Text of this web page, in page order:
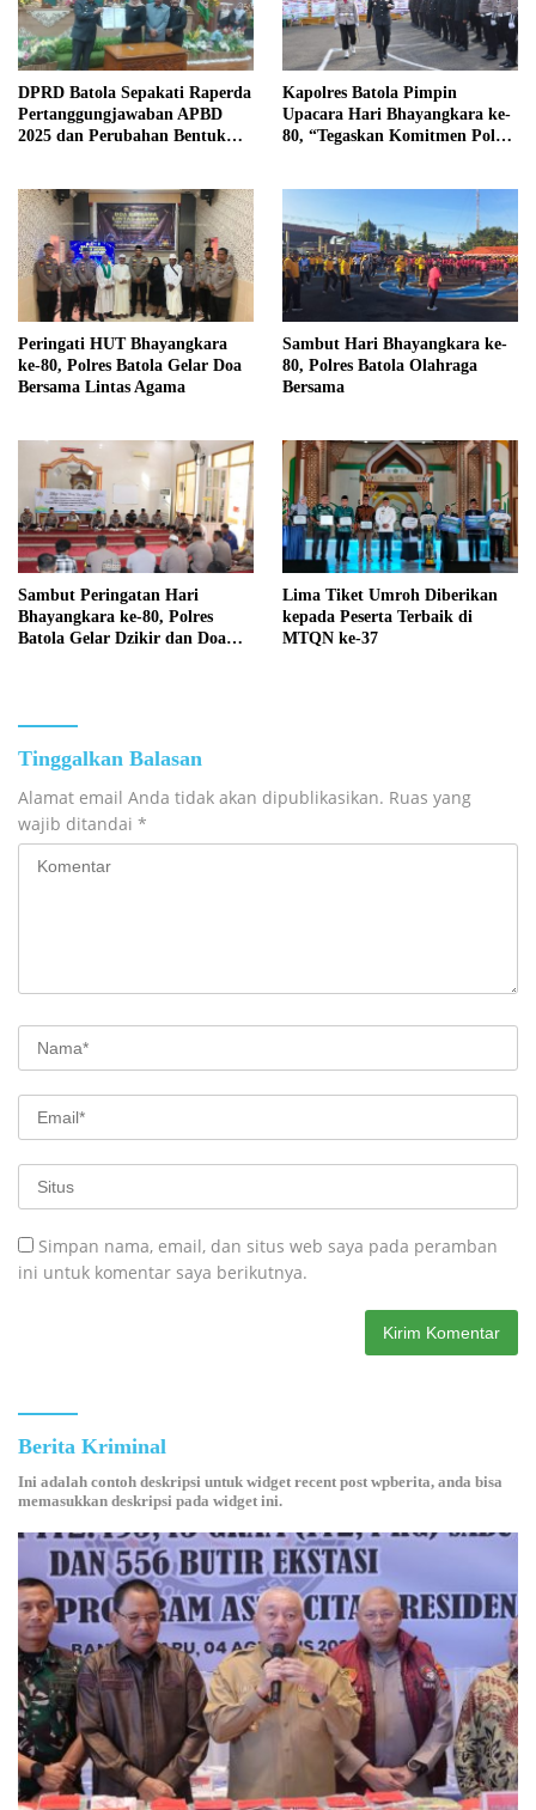
DPRD Batola Sepakati Raperda
Pertanggungjawaban APBD
2025 dan Perubahan Bentuk
Kapolres Batola Pimpin
Upacara Hari Bhayangkara ke-
80, “Tegaskan Komitmen Polri
Peringati HUT Bhayangkara
ke-80, Polres Batola Gelar Doa
Bersama Lintas Agama
Sambut Hari Bhayangkara ke-
80, Polres Batola Olahraga
Bersama
Sambut Peringatan Hari
Bhayangkara ke-80, Polres
Batola Gelar Dzikir dan Doa
Lima Tiket Umroh Diberikan
kepada Peserta Terbaik di
MTQN ke-37
Tinggalkan Balasan
Alamat email Anda tidak akan dipublikasikan. Ruas yang
wajib ditandai *
Simpan nama, email, dan situs web saya pada peramban
ini untuk komentar saya berikutnya.
Berita Kriminal
Ini adalah contoh deskripsi untuk widget recent post wpberita, anda bisa
memasukkan deskripsi pada widget ini.